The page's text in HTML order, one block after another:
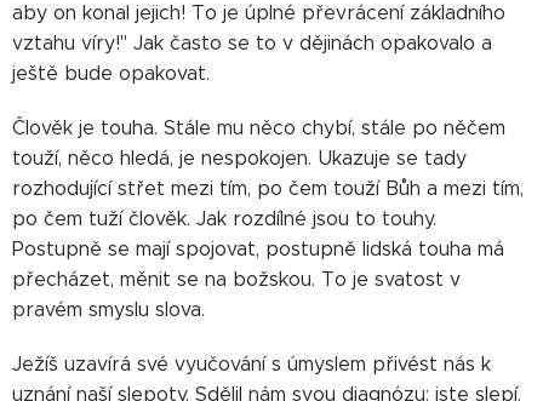
aby on konal jejich! To je úplné převrácení základního
vztahu víry!" Jak často se to v dějinách opakovalo a
ještě bude opakovat.
Člověk je touha. Stále mu něco chybí, stále po něčem
touží, něco hledá, je nespokojen. Ukazuje se tady
rozhodující střet mezi tím, po čem touží Bůh a mezi tím,
po čem tuží člověk. Jak rozdílné jsou to touhy.
Postupně se mají spojovat, postupně lidská touha má
přecházet, měnit se na božskou. To je svatost v
pravém smyslu slova.
Ježíš uzavírá své vyučování s úmyslem přivést nás k
uznání naší slepoty. Sdělil nám svou diagnózu: jste slepí.